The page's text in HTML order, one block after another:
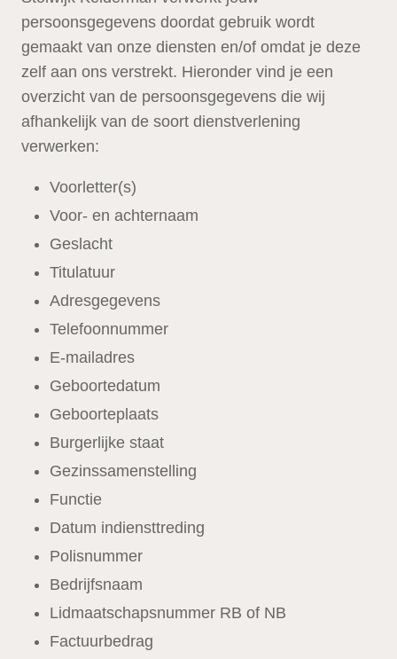
persoonsgegevens doordat gebruik wordt
gemaakt van onze diensten en/of omdat je deze
zelf aan ons verstrekt. Hieronder vind je een
overzicht van de persoonsgegevens die wij
afhankelijk van de soort dienstverlening
verwerken:
Voorletter(s)
Voor- en achternaam
Geslacht
Titulatuur
Adresgegevens
Telefoonnummer
E-mailadres
Geboortedatum
Geboorteplaats
Burgerlijke staat
Gezinssamenstelling
Functie
Datum indiensttreding
Polisnummer
Bedrijfsnaam
Lidmaatschapsnummer RB of NB
Factuurbedrag